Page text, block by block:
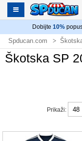
Dobijte 10%
Spducan.com
Škotska SP
Prikaži: